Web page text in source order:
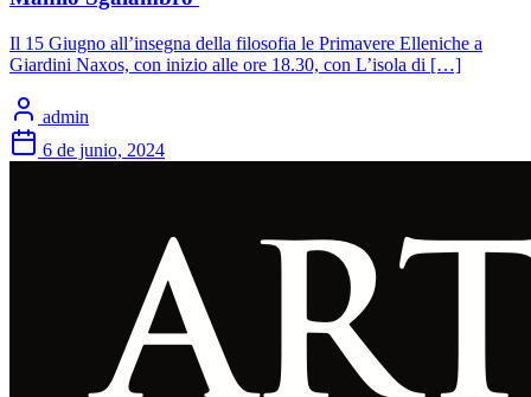
Il 15 Giugno all’insegna della filosofia le Primavere Elleniche a
Giardini Naxos, con inizio alle ore 18.30, con L’isola di […]
admin
6 de junio, 2024